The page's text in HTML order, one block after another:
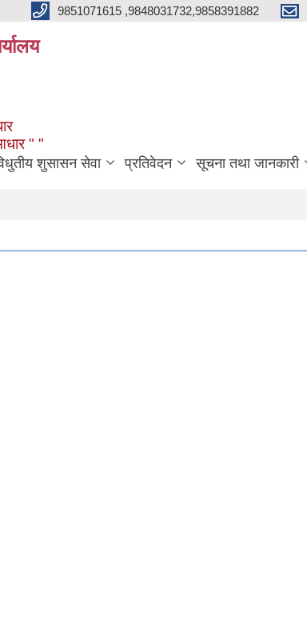
9851071615 ,9848031732,9858391882
" "
शुसासन सेवा प्रतिवेदन सूचना तथा जानकारी